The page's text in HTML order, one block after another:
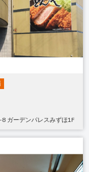
ガーデンパレスみずほ1F